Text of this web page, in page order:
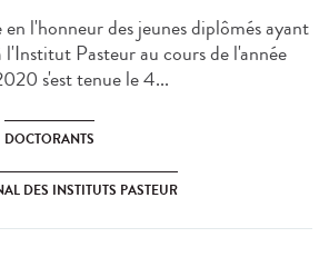
l'honneur des jeunes diplômés ayant
Pasteur au cours de l'année
s'est tenue le 4...
DOCTORANTS
DES INSTITUTS PASTEUR